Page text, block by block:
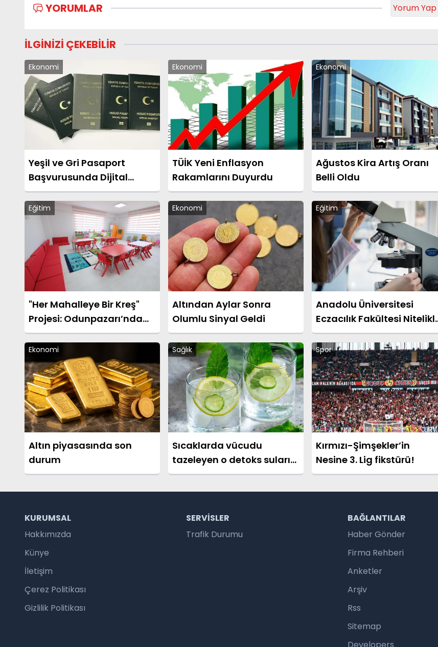
YORUMLAR Yorum Yap
İLGİNİZİ ÇEKEBİLİR
Ekonomi
Yeşil ve Gri Pasaport
Başvurusunda Dijital
Dönüşüm Başlatıldı
Ekonomi
TÜİK Yeni Enflasyon
Rakamlarını Duyurdu
Ekonomi
Ağustos Kira Artış Oranı
Belli Oldu
Eğitim
"Her Mahalleye Bir Kreş"
Projesi: Odunpazarı’nda
Kreş Kayıtları Başladı
Ekonomi
Altından Aylar Sonra
Olumlu Sinyal Geldi
Eğitim
Anadolu Üniversitesi
Eczacılık Fakültesi Nitelikli
Eğitimini Sürdürüyor
Ekonomi
Altın piyasasında son
durum
Sağlık
Sıcaklarda vücudu
tazeleyen o detoks suları
nasıl yapılır?
Spor
Kırmızı-Şimşekler’in
Nesine 3. Lig fikstürü!
KURUMSAL
Hakkımızda
Künye
İletişim
Çerez Politikası
Gizlilik Politikası
SERVISLER
Trafik Durumu
BAĞLANTILAR
Haber Gönder
Firma Rehberi
Anketler
Arşiv
Rss
Sitemap